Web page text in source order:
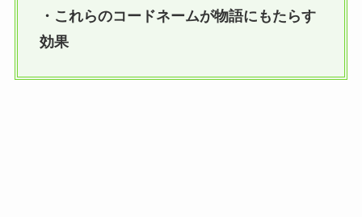
・これらのコードネームが物語にもたらす
効果